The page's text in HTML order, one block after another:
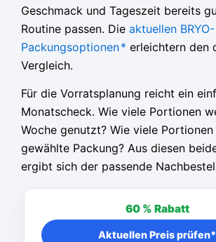
Geschmack und Tageszeit bereits
Routine passen. Die aktuellen BRYO-
Packungsoptionen* erleichtern den
Vergleich.
Für die Vorratsplanung reicht ein
Monatscheck. Wie viele Portionen
Woche genutzt? Wie viele
gewählte Packung? Aus diesen
ergibt sich der passende
60 % Rabatt
Aktuellen Preis prüfen*